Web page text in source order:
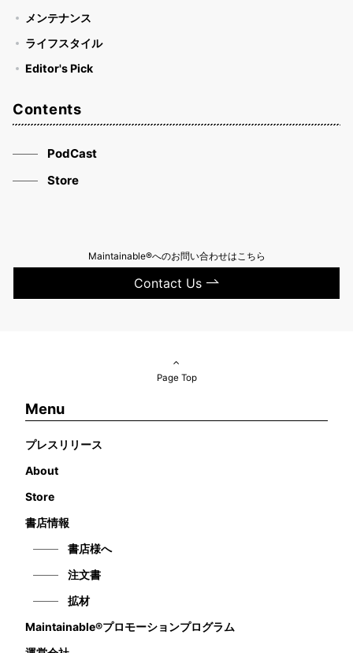
メンテナンス
ライフスタイル
Editor's Pick
Contents
PodCast
Store
Maintainable®へのお問い合わせはこちら
Contact Us
Page Top
Menu
プレスリリース
About
Store
書店情報
書店様へ
注文書
拡材
Maintainable®プロモーションプログラム